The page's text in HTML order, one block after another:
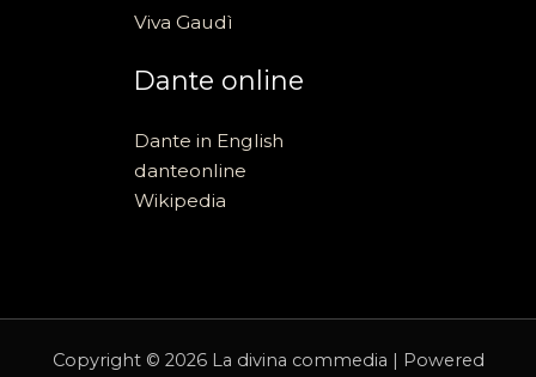
Viva Gaudì
Dante online
Dante in English
danteonline
Wikipedia
Copyright © 2026 La divina commedia | Powered